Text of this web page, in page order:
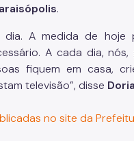
.
dia. A medida de
A cada dia, nós,
fiquem em casa,
televisão”, disse Doria
no site da